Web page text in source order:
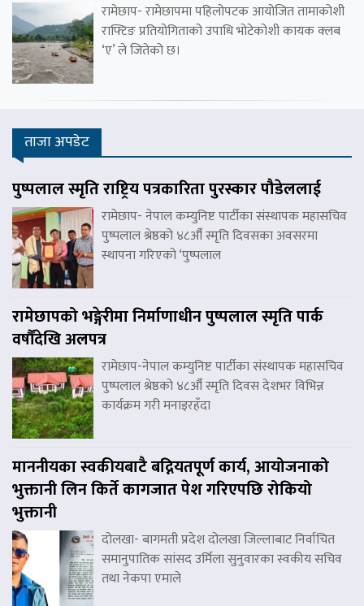
रामेछाप- रामेछापमा पहिलोपटक आयोजित तामाकोशी
राफ्टिङ प्रतियोगिताको उपाधि भोटेकोशी कायक क्लब
‘ए’ ले जितेको छ।
ताजा अपडेट
पुष्पलाल स्मृति राष्ट्रिय पत्रकारिता पुरस्कार पौडेललाई
रामेछाप- नेपाल कम्युनिष्ट पार्टीका संस्थापक महासचिव
पुष्पलाल श्रेष्ठको ४८औँ स्मृति दिवसका अवसरमा
स्थापना गरिएको ‘पुष्पलाल
रामेछापको भङ्गेरीमा निर्माणाधीन पुष्पलाल स्मृति पार्क
वर्षौंदेखि अलपत्र
रामेछाप-नेपाल कम्युनिष्ट पार्टीका संस्थापक महासचिव
पुष्पलाल श्रेष्ठको ४८औँ स्मृति दिवस देशभर विभिन्न
कार्यक्रम गरी मनाइरहँदा
माननीयका स्वकीयबाटै बद्नियतपूर्ण कार्य, आयोजनाको
भुक्तानी लिन किर्ते कागजात पेश गरिएपछि रोकियो
भुक्तानी
दोलखा- बागमती प्रदेश दोलखा जिल्लाबाट निर्वाचित
समानुपातिक सांसद उर्मिला सुनुवारका स्वकीय सचिव
तथा नेकपा एमाले